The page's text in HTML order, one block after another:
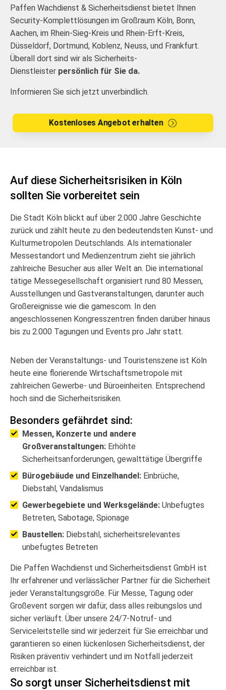
Paffen Wachdienst & Sicherheitsdienst bietet Ihnen
Security-Komplettlösungen im Großraum Köln, Bonn,
Aachen, im Rhein-Sieg-Kreis und Rhein-Erft-Kreis,
Düsseldorf, Dortmund, Koblenz, Neuss, und Frankfurt.
Überall dort sind wir als Sicherheits-
Dienstleister persönlich für Sie da.
Informieren Sie sich jetzt unverbindlich.
Kostenloses Angebot erhalten
Auf diese Sicherheitsrisiken in Köln
sollten Sie vorbereitet sein
Die Stadt Köln blickt auf über 2.000 Jahre Geschichte
zurück und zählt heute zu den bedeutendsten Kunst- und
Kulturmetropolen Deutschlands. Als internationaler
Messestandort und Medienzentrum zieht sie jährlich
zahlreiche Besucher aus aller Welt an. Die international
tätige Messegesellschaft organisiert rund 80 Messen,
Ausstellungen und Gastveranstaltungen, darunter auch
Großereignisse wie die gamescom. In den
angeschlossenen Kongresszentren finden darüber hinaus
bis zu 2.000 Tagungen und Events pro Jahr statt.
Neben der Veranstaltungs- und Touristenszene ist Köln
heute eine florierende Wirtschaftsmetropole mit
zahlreichen Gewerbe- und Büroeinheiten. Entsprechend
hoch sind die Sicherheitsrisiken.
Besonders gefährdet sind:
Messen, Konzerte und andere
Großveranstaltungen: Erhöhte
Sicherheitsanforderungen, gewalttätige Übergriffe
Bürogebäude und Einzelhandel: Einbrüche,
Diebstahl, Vandalismus
Gewerbegebiete und Werksgelände: Unbefugtes
Betreten, Sabotage, Spionage
Baustellen: Diebstahl, sicherheitsrelevantes
unbefugtes Betreten
Die Paffen Wachdienst und Sicherheitsdienst GmbH ist
Ihr erfahrener und verlässlicher Partner für die Sicherheit
jeder Veranstaltungsgröße. Für Messe, Tagung oder
Großevent sorgen wir dafür, dass alles reibungslos und
sicher verläuft. Über unsere 24/7-Notruf- und
Serviceleitstelle sind wir jederzeit für Sie erreichbar und
garantieren so einen lückenlosen Sicherheitsdienst, der
Risiken präventiv verhindert und im Notfall jederzeit
erreichbar ist.
So sorgt unser Sicherheitsdienst mit